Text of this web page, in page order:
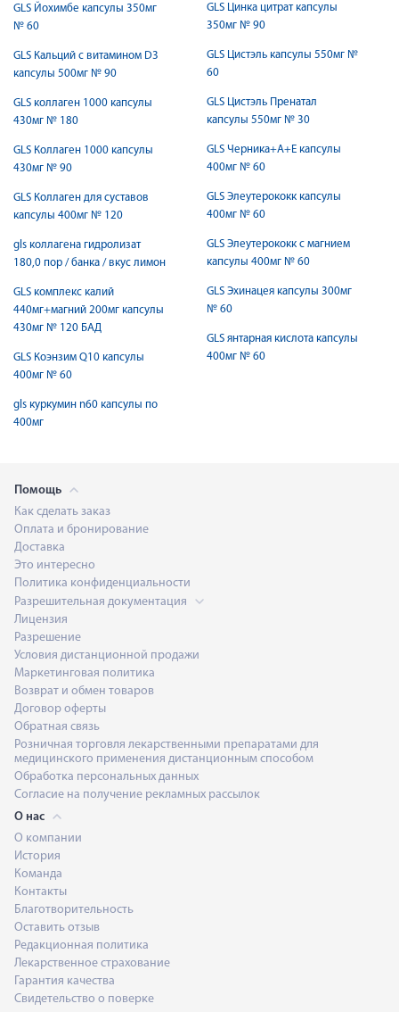
GLS Йохимбе капсулы 350мг
№ 60
GLS Кальций с витамином D3
капсулы 500мг № 90
GLS коллаген 1000 капсулы
430мг № 180
GLS Коллаген 1000 капсулы
430мг № 90
GLS Коллаген для суставов
капсулы 400мг № 120
gls коллагена гидролизат
180,0 пор / банка / вкус лимон
GLS комплекс калий
440мг+магний 200мг капсулы
430мг № 120 БАД
GLS Коэнзим Q10 капсулы
400мг № 60
gls куркумин n60 капсулы по
400мг
GLS Цинка цитрат капсулы
350мг № 90
GLS Цистэль капсулы 550мг №
60
GLS Цистэль Пренатал
капсулы 550мг № 30
GLS Черника+А+Е капсулы
400мг № 60
GLS Элеутерококк капсулы
400мг № 60
GLS Элеутерококк с магнием
капсулы 400мг № 60
GLS Эхинацея капсулы 300мг
№ 60
GLS янтарная кислота капсулы
400мг № 60
Помощь
Как сделать заказ
Оплата и бронирование
Доставка
Это интересно
Политика конфиденциальности
Разрешительная документация
Лицензия
Разрешение
Условия дистанционной продажи
Маркетинговая политика
Возврат и обмен товаров
Договор оферты
Обратная связь
Розничная торговля лекарственными препаратами для
медицинского применения дистанционным способом
Обработка персональных данных
Согласие на получение рекламных рассылок
О нас
О компании
История
Команда
Контакты
Благотворительность
Оставить отзыв
Редакционная политика
Лекарственное страхование
Гарантия качества
Свидетельство о поверке